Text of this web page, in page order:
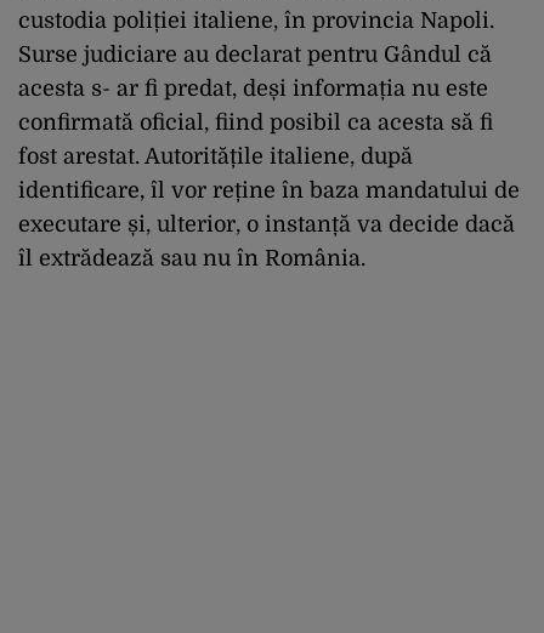
custodia poliției italiene, în provincia Napoli.
Surse judiciare au declarat pentru Gândul că
acesta s- ar fi predat, deși informația nu este
confirmată oficial, fiind posibil ca acesta să fi
fost arestat. Autoritățile italiene, după
identificare, îl vor reține în baza mandatului de
executare și, ulterior, o instanță va decide dacă
îl extrădează sau nu în România.